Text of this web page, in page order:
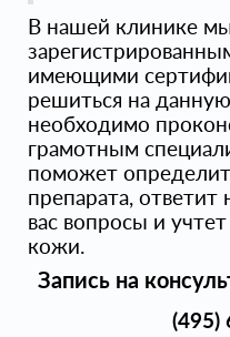
В нашей клинике
имеющими
решиться на
необходимо
грамотным
поможет
препарата,
вас вопросы и
кожи.
Запись на
(495)